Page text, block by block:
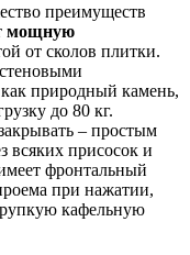
преимуществ
мощную
от сколов плитки.
природный камень,
до 80 кг.
– простым
всяких присосок и
фронтальный
при нажатии,
кафельную